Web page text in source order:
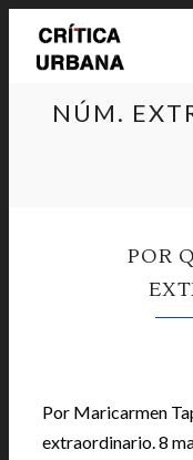
NÚM.
POR
Por Maricarmen
extraordinario. 8